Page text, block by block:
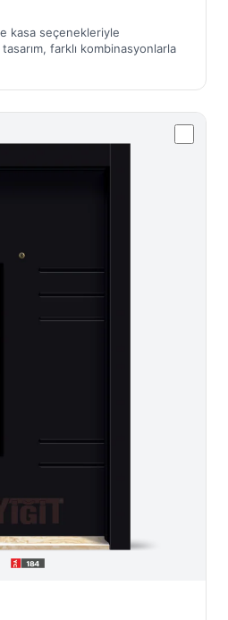
kasa seçenekleriyle
farklı kombinasyonlarla